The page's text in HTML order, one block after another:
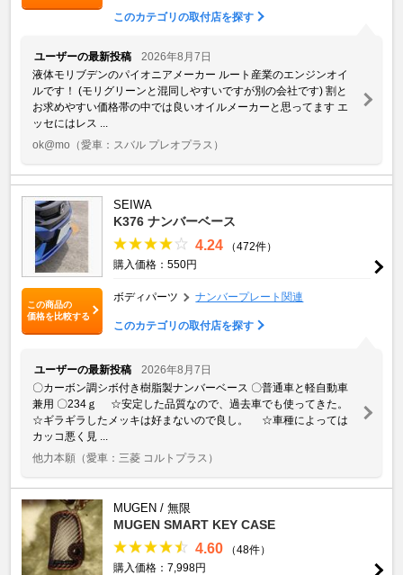
このカテゴリの取付店を探す
ユーザーの最新投稿
2026年8月7日
液体モリブデンのパイオニアメーカー ルート産業のエンジンオイ
ルです！ (モリグリーンと混同しやすいですが別の会社です) 割と
お求めやすい価格帯の中では良いオイルメーカーと思ってます エ
ッセにはレス ...
ok@mo （愛車：スバル プレオプラス）
この商品の
価格を比較する
SEIWA
K376 ナンバーベース
4.24
（472件）
購入価格：550円
ボディパーツ ナンバープレート関連
このカテゴリの取付店を探す
ユーザーの最新投稿
2026年8月7日
〇カーボン調シボ付き樹脂製ナンバーベース 〇普通車と軽自動車
兼用 〇234ｇ ☆安定した品質なので、過去車でも使ってきた。
☆ギラギラしたメッキは好まないので良し。 ☆車種によっては
カッコ悪く見 ...
他力本願 （愛車：三菱 コルトプラス）
MUGEN / 無限
MUGEN SMART KEY CASE
4.60
（48件）
購入価格：7,998円